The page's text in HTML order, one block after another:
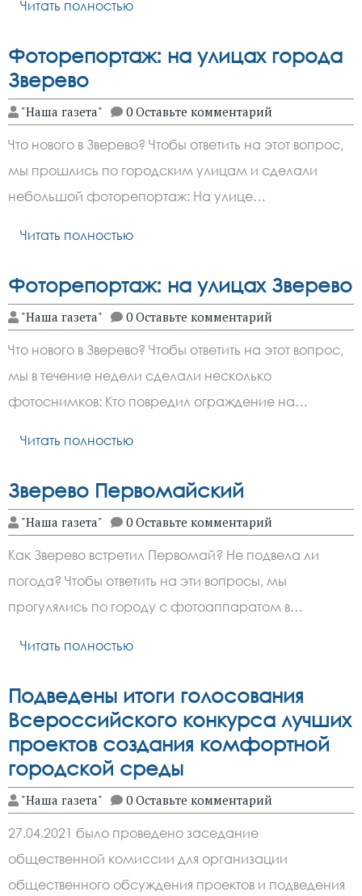
Читать полностью
Фоторепортаж: на улицах города
Зверево
"Наша газета" 0 Оставьте комментарий
Что нового в Зверево? Чтобы ответить на этот вопрос,
мы прошлись по городским улицам и сделали
небольшой фоторепортаж: На улице…
Читать полностью
Фоторепортаж: на улицах Зверево
"Наша газета" 0 Оставьте комментарий
Что нового в Зверево? Чтобы ответить на этот вопрос,
мы в течение недели сделали несколько
фотоснимков: Кто повредил ограждение на…
Читать полностью
Зверево Первомайский
"Наша газета" 0 Оставьте комментарий
Как Зверево встретил Первомай? Не подвела ли
погода? Чтобы ответить на эти вопросы, мы
прогулялись по городу с фотоаппаратом в…
Читать полностью
Подведены итоги голосования
Всероссийского конкурса лучших
проектов создания комфортной
городской среды
"Наша газета" 0 Оставьте комментарий
27.04.2021 было проведено заседание
общественной комиссии для организации
общественного обсуждения проектов и подведения